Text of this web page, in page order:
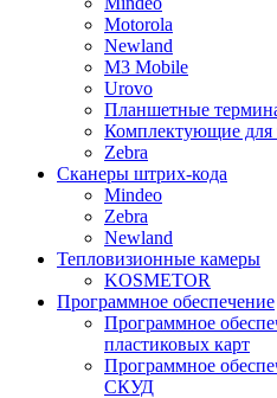
Motorola
Newland
M3 Mobile
Urovo
Планшетные
Комплектующие для
Zebra
Сканеры штрих-кода
Mindeo
Zebra
Newland
Тепловизионные камеры
KOSMETOR
Программное обеспечение
Программное
пластиковых карт
Программное
СКУД